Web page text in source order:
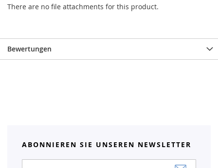
There are no file attachments for this product.
Bewertungen
ABONNIEREN SIE UNSEREN NEWSLETTER